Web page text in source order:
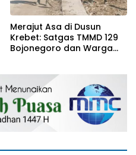
Merajut Asa di Dusun
Krebet: Satgas TMMD 129
Bojonegoro dan Warga